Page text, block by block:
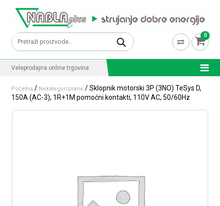
Pretraži: 0
Veleprodajna online trgovina
Početna / Nekategorizirane / Sklopnik motorski 3P (3NO) TeSys D,
150A (AC-3), 1R+1M pomoćni kontakti, 110V AC, 50/60Hz